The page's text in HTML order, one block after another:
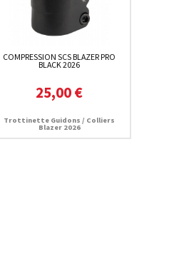
COMPRESSION SCS BLAZER PRO
BLACK 2026
25,00 €
Trottinette Guidons / Colliers
Blazer 2026